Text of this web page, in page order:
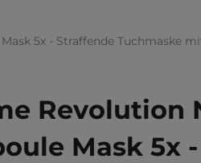
- Straffende Tuchmaske mit
Revolution
Mask 5x -